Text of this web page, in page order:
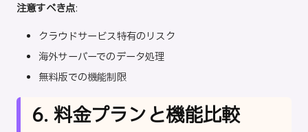
注意すべき点:
クラウドサービス特有のリスク
海外サーバーでのデータ処理
無料版での機能制限
6. 料金プランと機能比較